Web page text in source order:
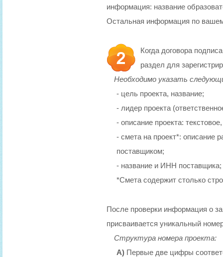
информация: название
Остальная информация по
Когда договора
раздел для
Необходимо указать
- цель проекта, название;
- лидер проекта
- описание проекта:
- смета на проект*: описание
поставщиком;
- название и ИНН
*Смета содержит столько
После проверки информация о
присваивается уникальный
Структура номера проекта:
А) Первые две цифры